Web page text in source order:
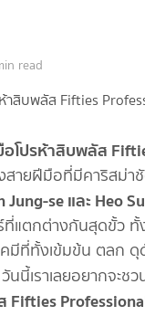
read
โปรห้าสิบพลัส
ายฝีมือที่มีคาริสม่าชั
se และ Heo
แตกต่างกันสุดขั้ว
เคมีที่ทั้งเข้มข้น ตล
นี้เราเลยอยากจะ